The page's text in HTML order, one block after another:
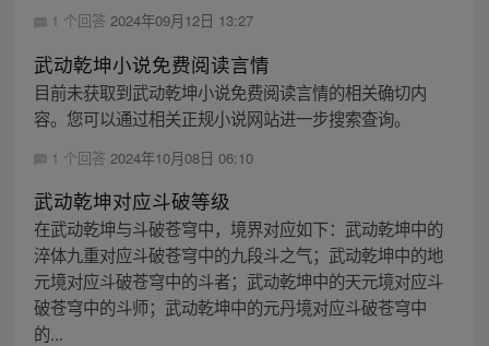
1 个回答 2024年09月12日 13:27
武动乾坤小说免费阅读言情
目前未获取到武动乾坤小说免费阅读言情的相关确切内
容。您可以通过相关正规小说网站进一步搜索查询。
1 个回答 2024年10月08日 06:10
武动乾坤对应斗破等级
在武动乾坤与斗破苍穹中，境界对应如下：武动乾坤中的
淬体九重对应斗破苍穹中的九段斗之气；武动乾坤中的地
元境对应斗破苍穹中的斗者；武动乾坤中的天元境对应斗
破苍穹中的斗师；武动乾坤中的元丹境对应斗破苍穹中
的...